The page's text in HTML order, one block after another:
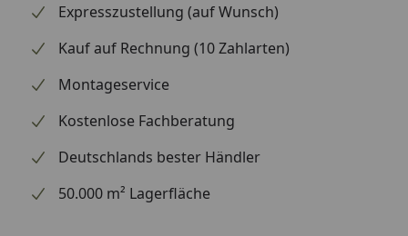
Expresszustellung (auf Wunsch)
Kauf auf Rechnung (10 Zahlarten)
Montageservice
Kostenlose Fachberatung
Deutschlands bester Händler
50.000 m² Lagerfläche